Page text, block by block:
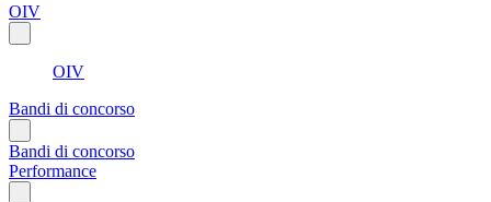
OIV
OIV
Bandi di concorso
Bandi di concorso
Performance